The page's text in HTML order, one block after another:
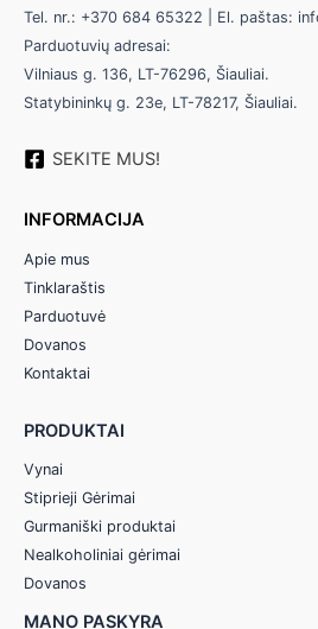
Tel. nr.: +370 684 65322 | El. paštas:
Parduotuvių adresai:
Vilniaus g. 136, LT-76296, Šiauliai.
Statybininkų g. 23e, LT-78217, Šiauliai.
SEKITE MUS!
INFORMACIJA
Apie mus
Tinklaraštis
Parduotuvė
Dovanos
Kontaktai
PRODUKTAI
Vynai
Stiprieji Gėrimai
Gurmaniški produktai
Nealkoholiniai gėrimai
Dovanos
MANO PASKYRA